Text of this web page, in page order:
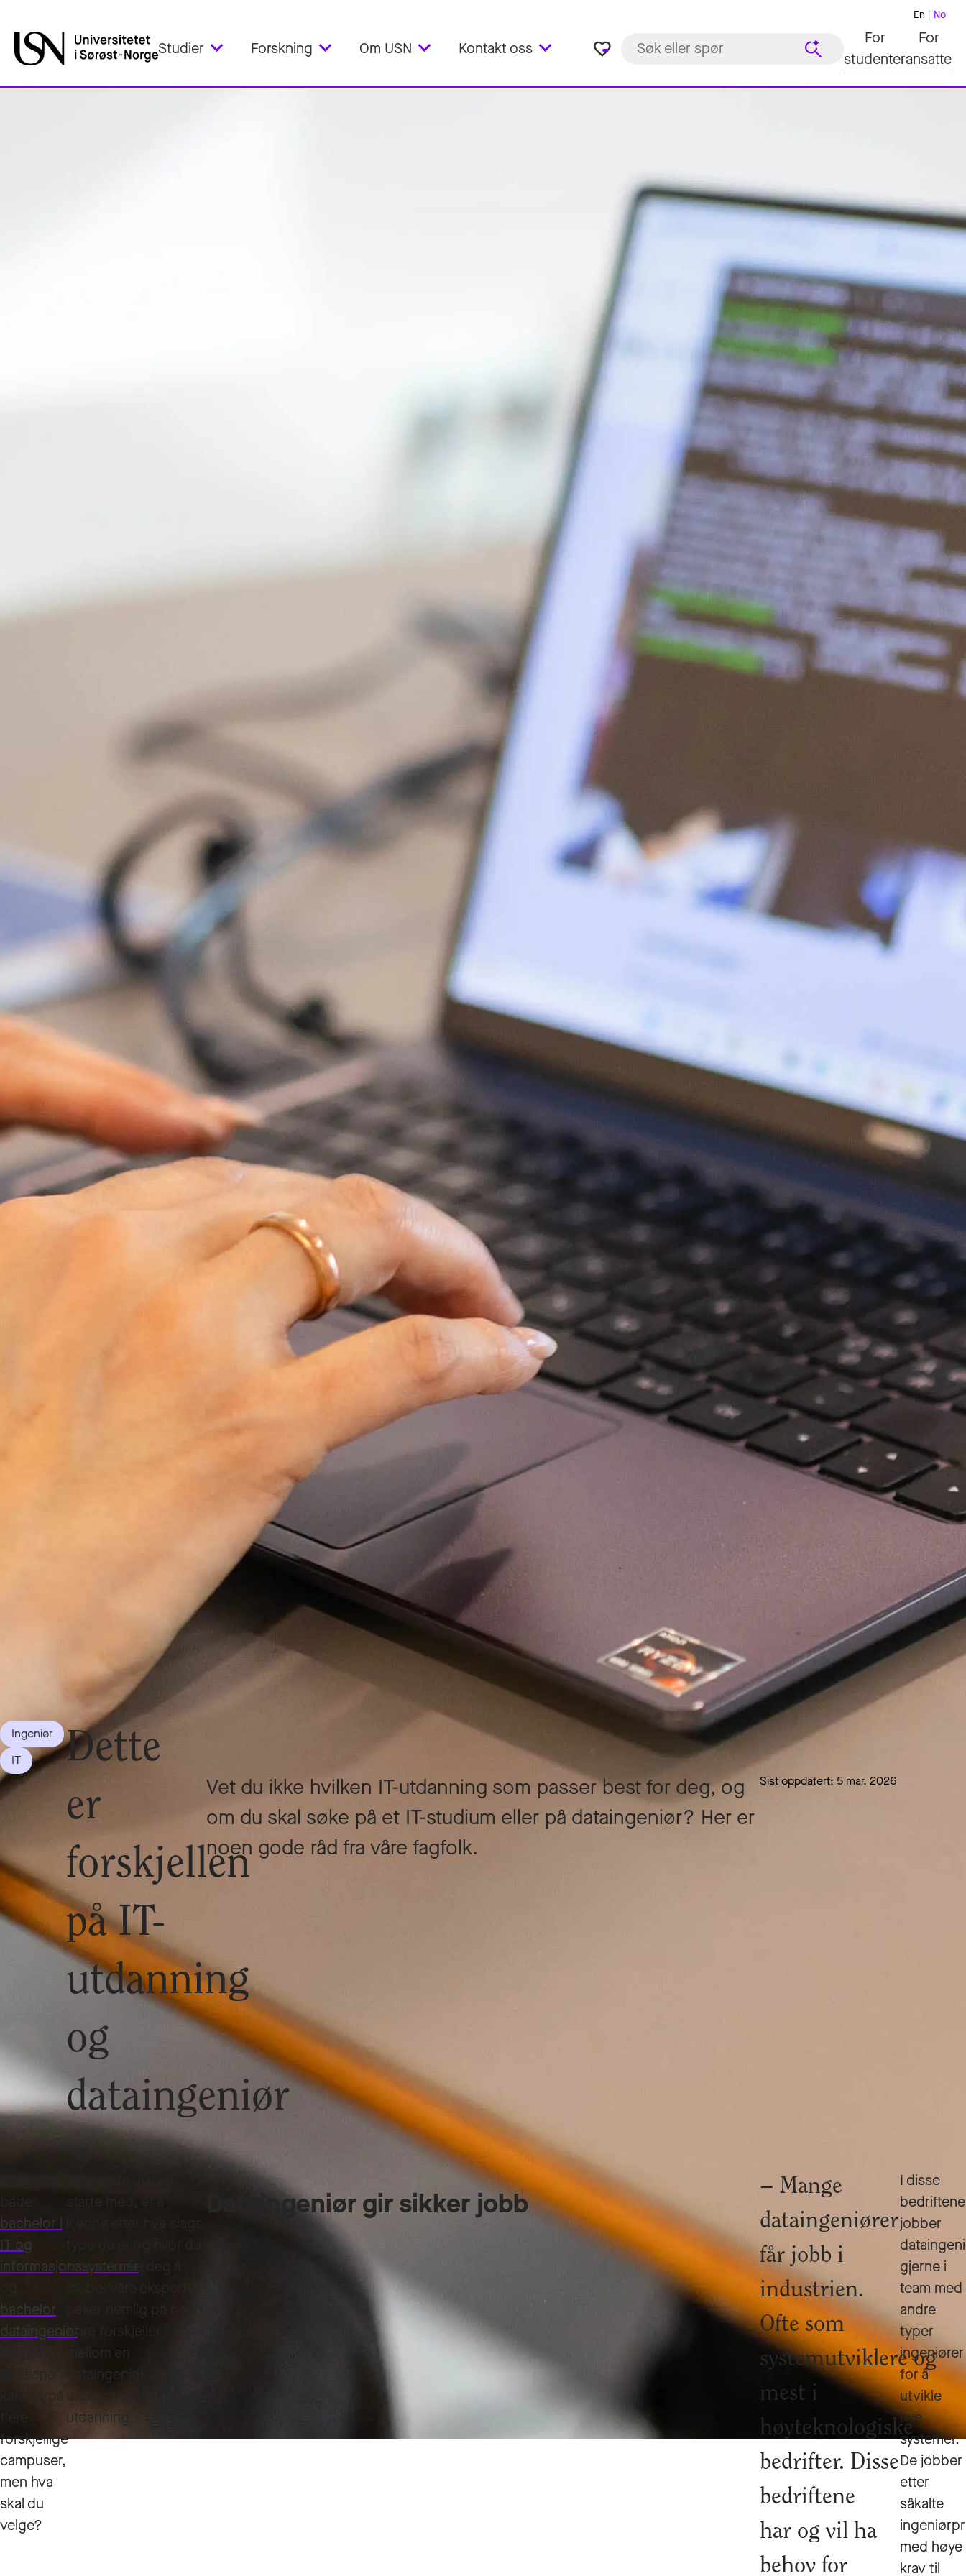
Studier Forskning Om USN Kontakt oss favorite_border
En No
For
studenter
For
ansatte
Ingeniør
IT
Dette
er
forskjellen
på IT-
utdanning
og
dataingeniør
Vet du ikke hvilken IT-utdanning som passer best for deg, og
om du skal søke på et IT-studium eller på dataingeniør? Her er
noen gode råd fra våre fagfolk.
Sist oppdatert: 5 mar. 2026
bachelor i
IT og
informasjonssystemer
bachelor
dataingeniør
studiene
kan tas på
forskjellige
campuser,
men hva
skal du
velge?
kunne tenke deg å
peker nemlig på noen
klare forskjeller
mellom en
dataingeniør-
utdanning.
Dataingeniør gir sikker jobb
Mange
dataingeniører
får jobb i
industrien.
Ofte som
systemutviklere og
mest i
høyteknologiske
bedrifter. Disse
bedriftene
har og vil ha
behov for
I disse
bedriftene
jobber
gjerne i
team med
andre
typer
ingeniører
for å
utvikle
nye
systemer.
De jobber
etter
såkalte
med høye
krav til